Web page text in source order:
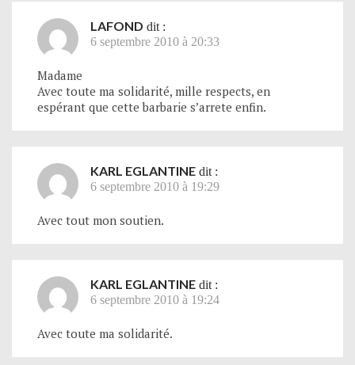
LAFOND dit :
6 septembre 2010 à 20:33
Madame
Avec toute ma solidarité, mille respects, en
espérant que cette barbarie s’arrete enfin.
KARL EGLANTINE dit :
6 septembre 2010 à 19:29
Avec tout mon soutien.
KARL EGLANTINE dit :
6 septembre 2010 à 19:24
Avec toute ma solidarité.